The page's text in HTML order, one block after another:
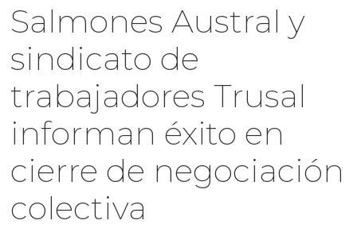
Salmones Austral y
sindicato de
trabajadores Trusal
informan éxito en
cierre de negociación
colectiva